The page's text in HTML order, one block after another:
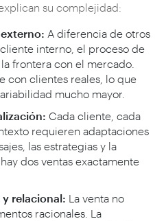
su complejidad:
A diferencia de otros
interno, el proceso de
frontera con el mercado.
con clientes reales, lo que
mucho mayor.
Cada cliente, cada
requieren adaptaciones
las estrategias y la
dos ventas exactamente
relacional: La venta no
racionales. La